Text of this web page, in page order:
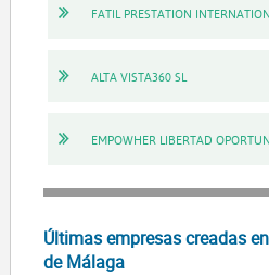
FATIL PRESTATION
ALTA VISTA360 SL
EMPOWHER LIBERTAD
Últimas empresas creadas
de Málaga